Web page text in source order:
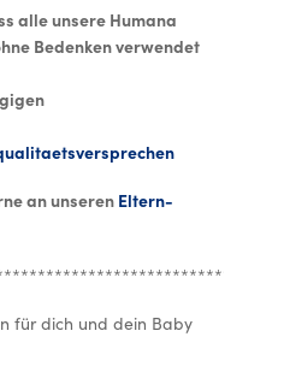
alle unsere Humana
Bedenken verwendet
an unseren Eltern-
für dich und dein Baby